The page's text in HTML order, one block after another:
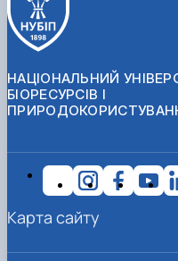
НАЦІОНАЛЬНИЙ
БІОРЕСУРСІВ І
Карта сайту